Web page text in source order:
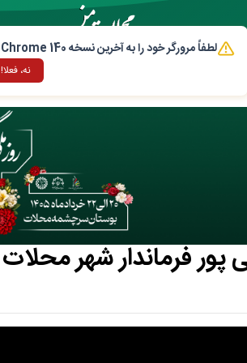
فرماندار شهر محلات
لطفاً مرورگر خود را به آخرین نسخه Chrome 140 به‌روز کنید.
نه، فعلا!